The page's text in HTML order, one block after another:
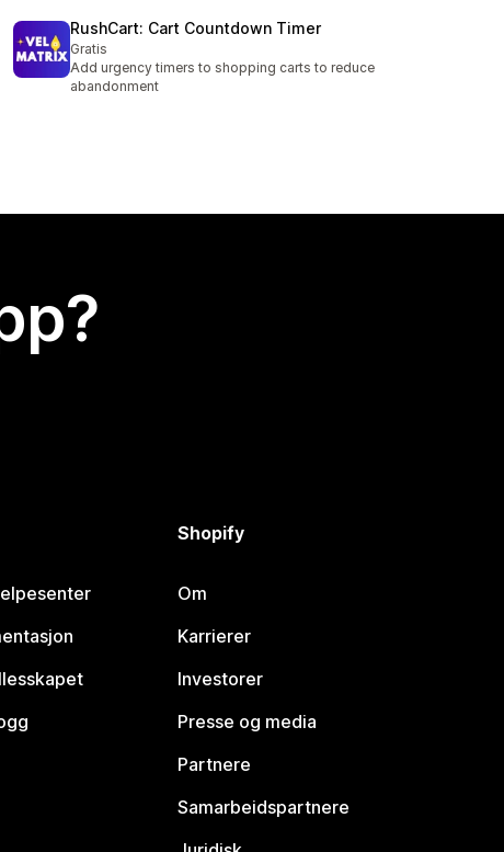
RushCart: Cart Countdown Timer
Gratis
Add urgency timers to shopping carts to reduce
abandonment
Shopify
Om
Karrierer
Investorer
Presse og media
Partnere
Samarbeidspartnere